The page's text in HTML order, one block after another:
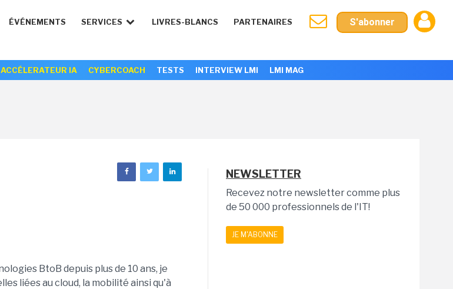
ÉVÉNEMENTS SERVICES LIVRES-BLANCS PARTENAIRES S'abonner
ACCÉLERATEUR IA CYBERCOACH TESTS INTERVIEW LMI LMI MAG
BtoB depuis plus de 10 ans, je
liées au cloud, la mobilité ainsi qu'à
NEWSLETTER
Recevez notre newsletter comme plus
de 50 000 professionnels de l'IT!
JE M'ABONNE